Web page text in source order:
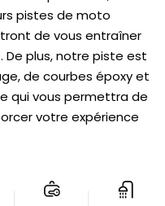
pistes de moto
de vous entraîner
plus, notre piste est
de courbes époxy et
qui vous permettra de
votre expérience